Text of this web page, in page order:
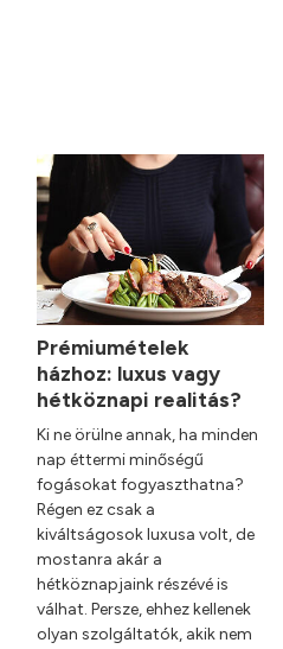
Prémiumételek
házhoz: luxus vagy
hétköznapi realitás?
Ki ne örülne annak, ha minden
nap éttermi minőségű
fogásokat fogyaszthatna?
Régen ez csak a
kiváltságosok luxusa volt, de
mostanra akár a
hétköznapjaink részévé is
válhat. Persze, ehhez kellenek
olyan szolgáltatók, akik nem